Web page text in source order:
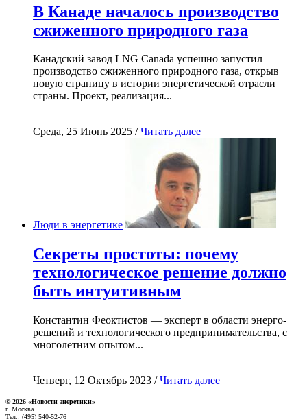
В Канаде началось производство
сжиженного природного газа
Канадский завод LNG Canada успешно запустил
производство сжиженного природного газа, открыв
новую страницу в истории энергетической отрасли
страны. Проект, реализация...
Среда, 25 Июнь 2025 /Читать далее
Люди в энергетике
Секреты простоты: почему
технологическое решение должно
быть интуитивным
Константин Феоктистов — эксперт в области энерго-
решений и технологического предпринимательства, с
многолетним опытом...
Четверг, 12 Октябрь 2023 /Читать далее
© 2026 «Новости энеретики»
г. Москва
Тел.: (495) 540-52-76